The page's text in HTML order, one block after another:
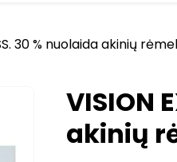
30 % nuolaida akinių
VISION
akinių